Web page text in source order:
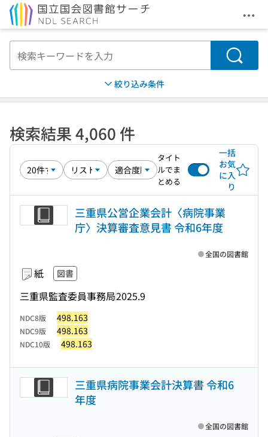
メ
検索
絞り込み条件
検索結果 4,060 件
タイト
ルでま
とめる
一括
お気
に入
り
三重県公営企業会計〈病院事業
庁〉決算審査意見書 令和6年度
紙 図書
三重県監査委員事務局2025.9
全国の図書館
NDC8版 498.163
NDC9版 498.163
NDC10版 498.163
三重県病院事業会計決算書 令和6
年度
全国の図書館